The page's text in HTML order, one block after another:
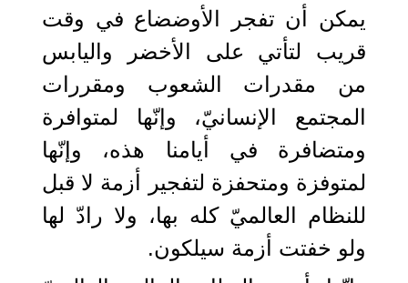
يمكن أن تفجر الأوضضاع في وقت
قريب لتأتي على الأخضر واليابس
من مقدرات الشعوب ومقررات
المجتمع الإنسانيّ، وإنّها لمتوافرة
ومتضافرة في أيامنا هذه، وإنّها
لمتوفزة ومتحفزة لتفجير أزمة لا قبل
للنظام العالميّ كله بها، ولا رادّ لها
ولو خفتت أزمة سيلكون.